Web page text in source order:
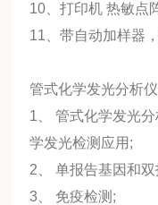
10、打印机 热敏点
11、带自动加样器
管式化学发光分析
1、 管式化学发光
学发光检测应用;
2、 单报告基因和
3、 免疫检测;